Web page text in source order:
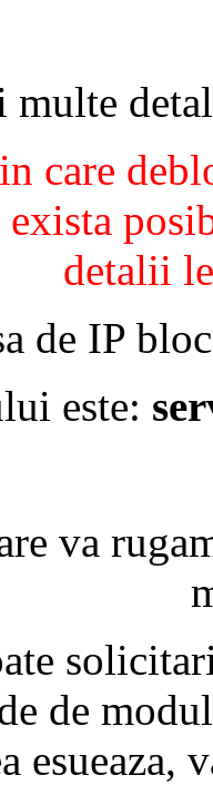
multe
care
detalii
de IP
este:
va
de